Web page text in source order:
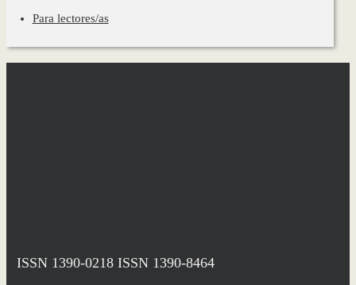
Para lectores/as
ISSN 1390-0218 ISSN 1390-8464